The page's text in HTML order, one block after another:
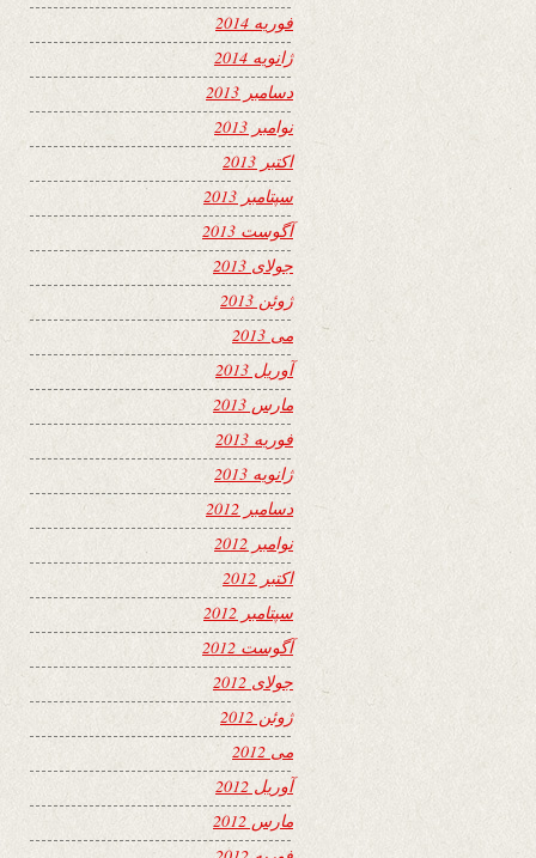
فوریه 2014
ژانویه 2014
دسامبر 2013
نوامبر 2013
اکتبر 2013
سپتامبر 2013
آگوست 2013
جولای 2013
ژوئن 2013
می 2013
آوریل 2013
مارس 2013
فوریه 2013
ژانویه 2013
دسامبر 2012
نوامبر 2012
اکتبر 2012
سپتامبر 2012
آگوست 2012
جولای 2012
ژوئن 2012
می 2012
آوریل 2012
مارس 2012